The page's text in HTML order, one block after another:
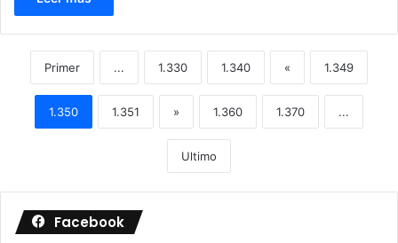
Primer ... 1.330 1.340 « 1.349
1.350 1.351 » 1.360 1.370 ...
Ultimo
Facebook